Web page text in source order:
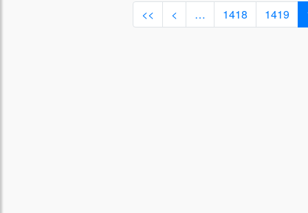
<< < … 1418 1419